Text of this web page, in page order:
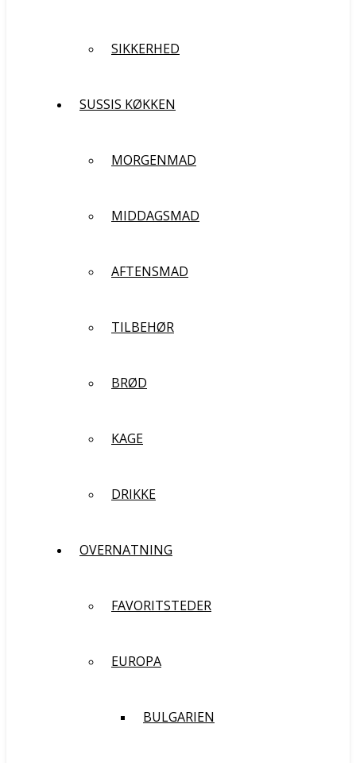
SIKKERHED
SUSSIS KØKKEN
MORGENMAD
MIDDAGSMAD
AFTENSMAD
TILBEHØR
BRØD
KAGE
DRIKKE
OVERNATNING
FAVORITSTEDER
EUROPA
BULGARIEN